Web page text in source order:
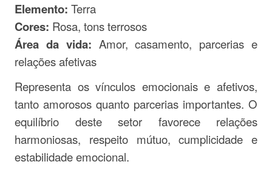
Elemento: Terra
Cores: Rosa, tons terrosos
Área da vida: Amor, casamento, parcerias e
relações afetivas
Representa os vínculos emocionais e afetivos,
tanto amorosos quanto parcerias importantes. O
equilíbrio deste setor favorece relações
harmoniosas, respeito mútuo, cumplicidade e
estabilidade emocional.